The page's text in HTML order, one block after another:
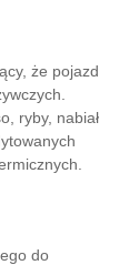
że pojazd
ryby, nabiał
do